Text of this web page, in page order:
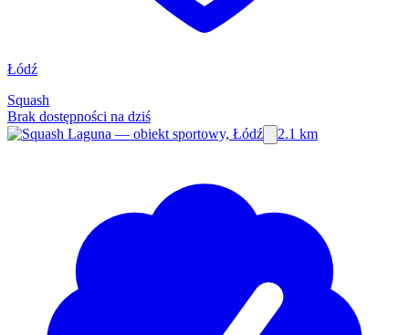
Łódź
Squash
Brak dostępności na dziś
2.1 km